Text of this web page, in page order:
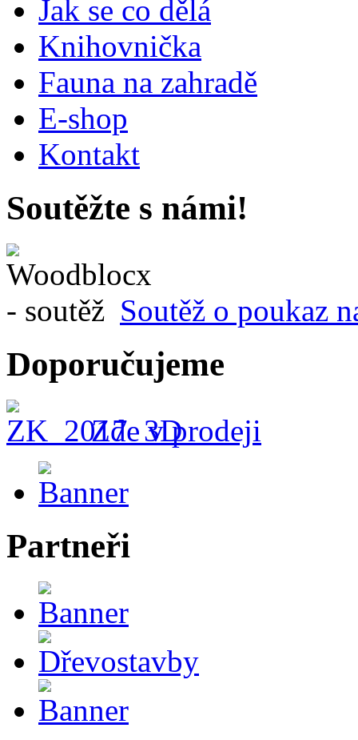
Jak se co dělá
Knihovnička
Fauna na zahradě
E-shop
Kontakt
Soutěžte s námi!
Soutěž o poukaz
Doporučujeme
Zde v prodeji
Partneři